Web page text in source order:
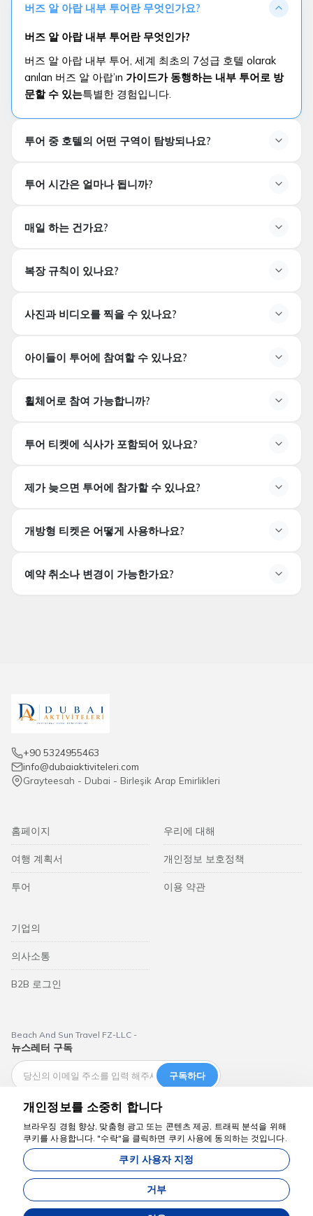
버즈 알 아랍 내부 투어란 무엇인가요?
버즈 알 아랍 내부 투어란 무엇인가?
버즈 알 아랍 내부 투어, 세계 최초의 7성급 호텔 olarak
anılan 버즈 알 아랍’ın 가이드가 동행하는 내부 투어로 방
문할 수 있는특별한 경험입니다.
투어 중 호텔의 어떤 구역이 탐방되나요?
투어 시간은 얼마나 됩니까?
가이드 투어의 시간은 평균
매일 하는 건가요?
투어는
정해진 시간 간격으로
복장 규칙이 있나요?
네, 호텔에 입장할 때스마트 캐주얼 (smart casual)
고 들어가는 것은 적절하지 않을 수 있습니다.
사진과 비디오를 찍을 수 있나요?
지정된 구역에서 개인적인 용도로 사진 촬영이 허용됩니
아이들이 투어에 참여할 수 있나요?
네, 아이들이 참여할 수 있습니다. 단, 어린 아이들은
휠체어로 참여 가능합니까?
네, 시설은 전반적으로접근성 이 가능합니다. 특별한 필
투어 티켓에 식사가 포함되어 있나요?
음식이나 음료가 포함되어 있지 않습
제가 늦으면 투어에 참가할 수 있나요?
안전과 조직을 위해 늦게 도착한 손님은 투어에 포함되지
장됩니다.
개방형 티켓은 어떻게 사용하나요?
오픈 날짜 티켓은, 가능한 경우미래에 선택된 날짜에
예약 취소나 변경이 가능한가요?
+90 5324955463
info@dubaiaktiviteleri.com
Grayteesah - Dubai - Birleşik Arap Emirlikleri
홈페이지
여행 계획서
투어
우리에 대해
개인정보 보호정책
이용 약관
기업의
의사소통
B2B 로그인
Beach And Sun Travel FZ-LLC -
뉴스레터 구독
구독하다
Dubai Aktiviteleri
웹사이트에 표시된 모든 가격은 시작가이며, 잔여 좌석이 있는 경우에 한해 유
효합니다.
개인정보를 소중히 합니다
브라우징 경험 향상, 맞춤형 광고 또는 콘텐츠 제공, 트래픽 분석을 위해
쿠키를 사용합니다. "수락"을 클릭하면 쿠키 사용에 동의하는 것입니다.
쿠키 사용자 지정
거부
도와드리겠습니다